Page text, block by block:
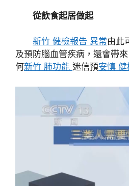
從飲食起居做起
新竹 健檢報告 異常由此
及預防腦血管疾病，還會帶
何新竹 肺功能 迷信預安慎 健